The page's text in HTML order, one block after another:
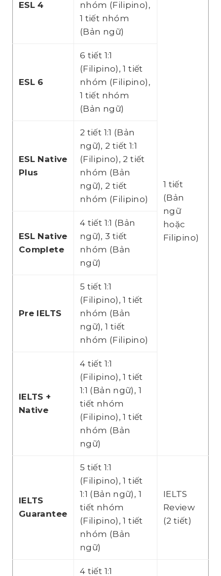
ESL 4
nhóm (Filipino),
1 tiết nhóm
(Bản ngữ)
1 tiết
(Bản
ngữ
hoặc
Filipino)
ESL 6
6 tiết 1:1
(Filipino), 1 tiết
nhóm (Filipino),
1 tiết nhóm
(Bản ngữ)
ESL Native
Plus
2 tiết 1:1 (Bản
ngữ), 2 tiết 1:1
(Filipino), 2 tiết
nhóm (Bản
ngữ), 2 tiết
nhóm (Filipino)
ESL Native
Complete
4 tiết 1:1 (Bản
ngữ), 3 tiết
nhóm (Bản
ngữ)
Pre IELTS
5 tiết 1:1
(Filipino), 1 tiết
nhóm (Bản
ngữ), 1 tiết
nhóm (Filipino)
IELTS +
Native
4 tiết 1:1
(Filipino), 1 tiết
1:1 (Bản ngữ), 1
tiết nhóm
(Filipino), 1 tiết
nhóm (Bản
ngữ)
IELTS
Guarantee
5 tiết 1:1
(Filipino), 1 tiết
1:1 (Bản ngữ), 1
tiết nhóm
(Filipino), 1 tiết
nhóm (Bản
ngữ)
IELTS
Review
(2 tiết)
4 tiết 1:1